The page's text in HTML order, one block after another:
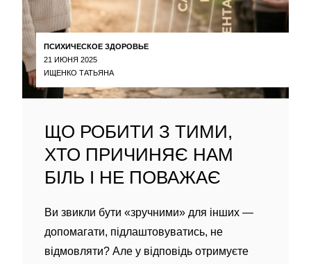
ПСИХИЧЕСКОЕ ЗДОРОВЬЕ
21 ИЮНЯ 2025
ИЩЕНКО ТАТЬЯНА
ЩО РОБИТИ З ТИМИ,
ХТО ПРИЧИНЯЄ НАМ
БІЛЬ І НЕ ПОВАЖАЄ
Ви звикли бути «зручними» для інших —
допомагати, підлаштовуватись, не
відмовляти? Але у відповідь отримуєте